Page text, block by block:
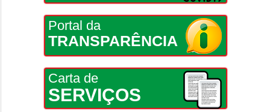
Portal da
TRANSPARÊNCIA
Carta de
SERVIÇOS